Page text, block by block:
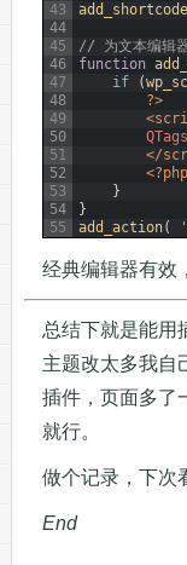
43
44
45
46
47
48
49
50
51
52
53
54
55
add_shortcode
// 为文本编辑
function
if
(
?>
QTags
</
<?php
}
}
add_action(
经典编辑器有效
总结下就是能用
主题改太多我自
插件，页面多了
就行。
做个记录，下次
End